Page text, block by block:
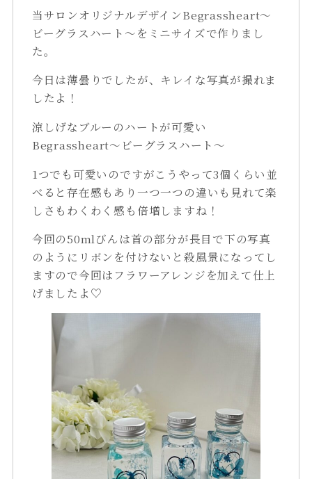
当サロンオリジナルデザインBegrassheart～
ビーグラスハート～をミニサイズで作りまし
た。
今日は薄曇りでしたが、キレイな写真が撮れま
したよ！
涼しげなブルーのハートが可愛い
Begrassheart～ビーグラスハート～
1つでも可愛いのですがこうやって3個くらい並
べると存在感もあり一つ一つの違いも見れて楽
しさもわくわく感も倍増しますね！
今回の50mlびんは首の部分が長目で下の写真
のようにリボンを付けないと殺風景になってし
ますので今回はフラワーアレンジを加えて仕上
げましたよ♡